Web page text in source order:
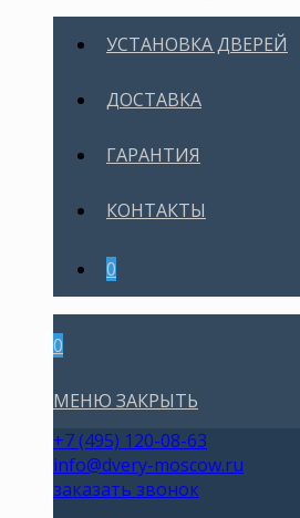
УСТАНОВКА ДВЕРЕЙ
ДОСТАВКА
ГАРАНТИЯ
КОНТАКТЫ
0
0
МЕНЮ ЗАКРЫТЬ
+7 (495) 120-08-63
info@dvery-moscow.ru
заказать звонок